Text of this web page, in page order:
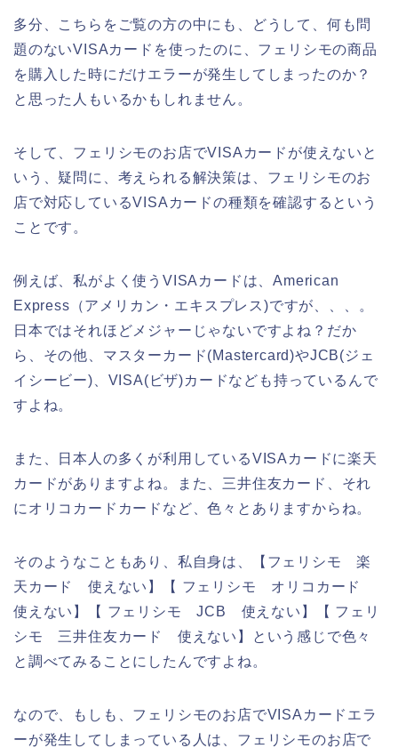
多分、こちらをご覧の方の中にも、どうして、何も問
題のないVISAカードを使ったのに、フェリシモの商品
を購入した時にだけエラーが発生してしまったのか？
と思った人もいるかもしれません。
そして、フェリシモのお店でVISAカードが使えないと
いう、疑問に、考えられる解決策は、フェリシモのお
店で対応しているVISAカードの種類を確認するという
ことです。
例えば、私がよく使うVISAカードは、American
Express（アメリカン・エキスプレス)ですが、、、。
日本ではそれほどメジャーじゃないですよね？だか
ら、その他、マスターカード(Mastercard)やJCB(ジェ
イシービー)、VISA(ビザ)カードなども持っているんで
すよね。
また、日本人の多くが利用しているVISAカードに楽天
カードがありますよね。また、三井住友カード、それ
にオリコカードカードなど、色々とありますからね。
そのようなこともあり、私自身は、【フェリシモ 楽
天カード 使えない】【 フェリシモ オリコカード
使えない】【 フェリシモ JCB 使えない】【 フェリ
シモ 三井住友カード 使えない】という感じで色々
と調べてみることにしたんですよね。
なので、もしも、フェリシモのお店でVISAカードエラ
ーが発生してしまっている人は、フェリシモのお店で